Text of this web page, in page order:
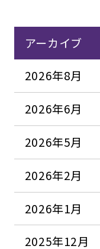
アーカイブ
2026年8月
2026年6月
2026年5月
2026年2月
2026年1月
2025年12月